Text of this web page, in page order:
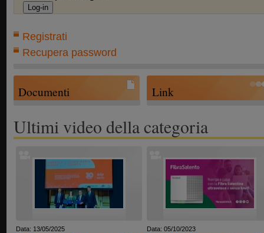
Registrati
Recupera password
Documenti Link
Ultimi video della categoria
Data: 13/05/2025
Data: 05/10/2023